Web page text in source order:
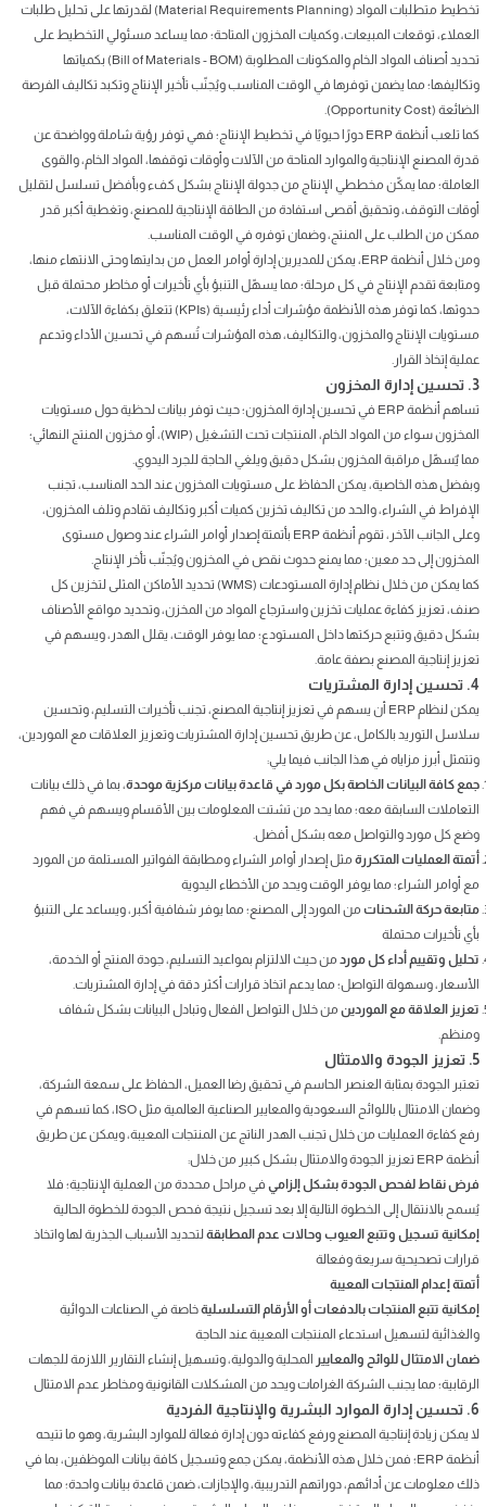
تخطيط متطلبات المواد (Material Requirements Planning) لقدرتها على تحليل طلبات
العملاء، توقعات المبيعات، وكميات المخزون المتاحة؛ مما يساعد مسئولي التخطيط على
تحديد أصناف المواد الخام والمكونات المطلوبة (Bill of Materials - BOM) بكمياتها
وتكاليفها؛ مما يضمن توفرها في الوقت المناسب ويُجنّب تأخير الإنتاج وتكبد تكاليف الفرصة
الضائعة (Opportunity Cost).
كما تلعب أنظمة ERP دورًا حيويًا في تخطيط الإنتاج؛ فهي توفر رؤية شاملة وواضحة عن
قدرة المصنع الإنتاجية والموارد المتاحة من الآلات وأوقات توقفها، المواد الخام، والقوى
العاملة؛ مما يمكّن مخططي الإنتاج من جدولة الإنتاج بشكل كفء وبأفضل تسلسل لتقليل
أوقات التوقف، وتحقيق أقصى استفادة من الطاقة الإنتاجية للمصنع، وتغطية أكبر قدر
ممكن من الطلب على المنتج، وضمان توفره في الوقت المناسب.
ومن خلال أنظمة ERP، يمكن للمديرين إدارة أوامر العمل من بدايتها وحتى الانتهاء منها،
ومتابعة تقدم الإنتاج في كل مرحلة؛ مما يسهّل التنبؤ بأي تأخيرات أو مخاطر محتملة قبل
حدوثها، كما توفر هذه الأنظمة مؤشرات أداء رئيسية (KPIs) تتعلق بكفاءة الآلات،
مستويات الإنتاج والمخزون، والتكاليف، هذه المؤشرات تُسهم في تحسين الأداء وتدعم
عملية إتخاذ القرار.
3. تحسين إدارة المخزون
تساهم أنظمة ERP في تحسين إدارة المخزون؛ حيث توفر بيانات لحظية حول مستويات
المخزون سواء من المواد الخام، المنتجات تحت التشغيل (WIP)، أو مخزون المنتج النهائي؛
مما يٌسهّل مراقبة المخزون بشكل دقيق ويلغي الحاجة للجرد اليدوي.
وبفضل هذه الخاصية، يمكن الحفاظ على مستويات المخزون عند الحد المناسب، تجنب
الإفراط في الشراء، والحد من تكاليف تخزين كميات أكبر وتكاليف تقادم وتلف المخزون،
وعلى الجانب الآخر، تقوم أنظمة ERP بأتمتة إصدار أوامر الشراء عند وصول مستوى
المخزون إلى حد معين؛ مما يمنع حدوث نقص في المخزون ويُجنّب تأخر الإنتاج.
كما يمكن من خلال نظام إدارة المستودعات (WMS) تحديد الأماكن المثلى لتخزين كل
صنف، تعزيز كفاءة عمليات تخزين واسترجاع المواد من المخزن، وتحديد مواقع الأصناف
بشكل دقيق وتتبع حركتها داخل المستودع؛ مما يوفر الوقت، يقلل الهدر، ويسهم في
تعزيز إنتاجية المصنع بصفة عامة.
4. تحسين إدارة المشتريات
يمكن لنظام ERP أن يسهم في تعزيز إنتاجية المصنع، تجنب تأخيرات التسليم، وتحسين
سلاسل التوريد بالكامل، عن طريق تحسين إدارة المشتريات وتعزيز العلاقات مع الموردين،
وتتمثل أبرز مزاياه في هذا الجانب فيما يلي:
جمع كافة البيانات الخاصة بكل مورد في قاعدة بيانات مركزية موحدة، بما في ذلك بيانات
التعاملات السابقة معه؛ مما يحد من تشتت المعلومات بين الأقسام ويسهم في فهم
وضع كل مورد والتواصل معه بشكل أفضل.
أتمتة العمليات المتكررة مثل إصدار أوامر الشراء ومطابقة الفواتير المستلمة من المورد
مع أوامر الشراء؛ مما يوفر الوقت ويحد من الأخطاء اليدوية
متابعة حركة الشحنات من المورد إلى المصنع؛ مما يوفر شفافية أكبر، ويساعد على التنبؤ
بأي تأخيرات محتملة
تحليل وتقييم أداء كل مورد من حيث الالتزام بمواعيد التسليم، جودة المنتج أو الخدمة،
الأسعار، وسهولة التواصل؛ مما يدعم اتخاذ قرارات أكثر دقة في إدارة المشتريات.
تعزيز العلاقة مع الموردين من خلال التواصل الفعال وتبادل البيانات بشكل شفاف
ومنظم.
5. تعزيز الجودة والامتثال
تعتبر الجودة بمثابة العنصر الحاسم في تحقيق رضا العميل، الحفاظ على سمعة الشركة،
وضمان الامتثال باللوائح السعودية والمعايير الصناعية العالمية مثل ISO، كما تسهم في
رفع كفاءة العمليات من خلال تجنب الهدر الناتج عن المنتجات المعيبة، ويمكن عن طريق
أنظمة ERP تعزيز الجودة والامتثال بشكل كبير من خلال:
فرض نقاط لفحص الجودة بشكل إلزامي في مراحل محددة من العملية الإنتاجية؛ فلا
يُسمح بالانتقال إلى الخطوة التالية إلا بعد تسجيل نتيجة فحص الجودة للخطوة الحالية
إمكانية تسجيل وتتبع العيوب وحالات عدم المطابقةلتحديد الأسباب الجذرية لها واتخاذ
قرارات تصحيحية سريعة وفعالة
أتمتة إعدام المنتجات المعيبة
إمكانية تتبع المنتجات بالدفعات أو الأرقام التسلسليةخاصة في الصناعات الدوائية
والغذائية لتسهيل استدعاء المنتجات المعيبة عند الحاجة
ضمان الامتثال للوائح والمعايير المحلية والدولية، وتسهيل إنشاء التقارير اللازمة للجهات
الرقابية؛ مما يجنب الشركة الغرامات ويحد من المشكلات القانونية ومخاطر عدم الامتثال
6. تحسين إدارة الموارد البشرية والإنتاجية الفردية
لا يمكن زيادة إنتاجية المصنع ورفع كفاءته دون إدارة فعالة للموارد البشرية، وهو ما تتيحه
أنظمة ERP؛ فمن خلال هذه الأنظمة، يمكن جمع وتسجيل كافة بيانات الموظفين، بما في
ذلك معلومات عن أدائهم، دوراتهم التدريبية، والإجازات، ضمن قاعدة بيانات واحدة؛ مما